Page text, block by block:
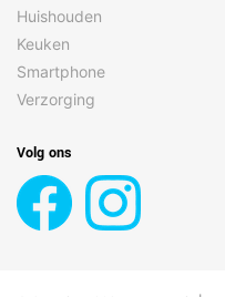
Huishouden
Keuken
Smartphone
Verzorging
Volg ons